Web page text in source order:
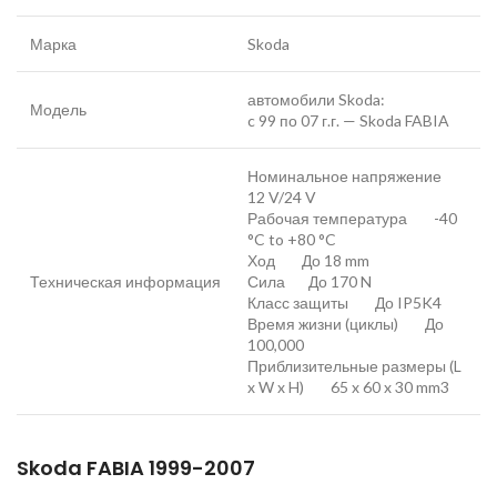
Марка Skoda
Модель
автомобили Skoda:
c 99 по 07 г.г. — Skoda FABIA
Техническая информация
Номинальное напряжение
12 V/24 V
Рабочая температура -40
°C to +80 °C
Ход До 18 mm
Сила До 170 N
Класс защиты До IP5K4
Время жизни (циклы) До
100,000
Приблизительные размеры (L
x W x H) 65 x 60 x 30 mm3
Skoda FABIA 1999-2007